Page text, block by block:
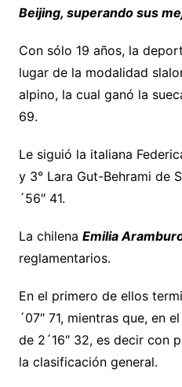
Beijing, superando sus
Con sólo 19 años, la
lugar de la modalidad
alpino, la cual ganó la
69.
Le siguió la italiana
y 3° Lara Gut-Behrami de
´56″ 41.
La chilena Emilia
reglamentarios.
En el primero de ellos
´07″ 71, mientras que, en
de 2´16″ 32, es decir con
la clasificación general.